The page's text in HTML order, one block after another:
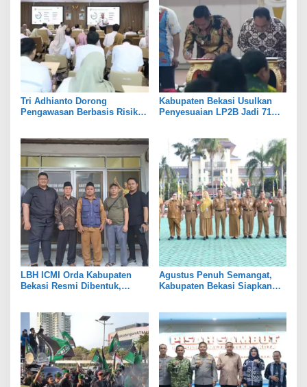
Tri Adhianto Dorong
Pengawasan Berbasis Risiko,
Kabupaten Bekasi Usulkan
Penyesuaian LP2B Jadi 71
LBH ICMI Orda Kabupaten
Bekasi Resmi Dibentuk,
Agustus Penuh Semangat,
Kabupaten Bekasi Siapkan